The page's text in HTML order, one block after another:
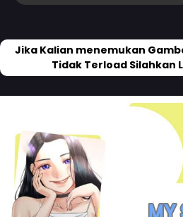
Jika Kalian menemukan
Tidak Terload Silahkan